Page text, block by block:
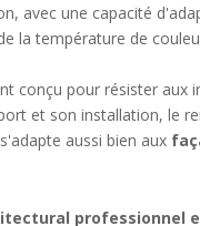
avec une capacité
la température de
conçu pour résister aux
et son installation, le
aussi bien aux
professionnel